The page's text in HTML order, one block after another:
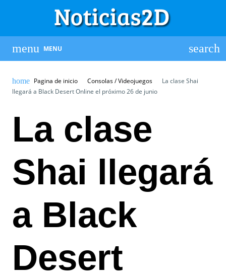
MENU
Pagina de inicio Consolas / Videojuegos
La clase Shai
llegará a Black Desert Online el próximo 26 de junio
La clase
Shai llegará
a Black
Desert